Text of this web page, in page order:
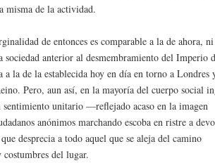
misma de la actividad.
de entonces es comparable a la de ahora,
sociedad anterior al desmembramiento del Imperio
a la de la establecida hoy en día en torno a Londres
Pero, aun así, en la mayoría del cuerpo social
sentimiento unitario —reflejado acaso en la imagen
anónimos marchando escoba en ristre a
desprecia a todo aquel que se aleja del camino
del lugar.